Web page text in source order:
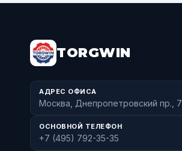
TORGWIN
АДРЕС ОФИСА
Москва, Днепропетровский пр., 7
ОСНОВНОЙ ТЕЛЕФОН
+7 (495) 792-35-35